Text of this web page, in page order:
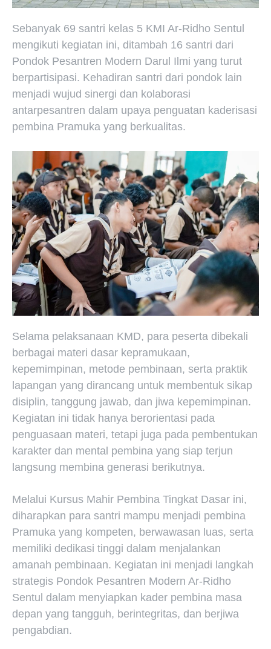
Sebanyak 69 santri kelas 5 KMI Ar-Ridho Sentul
mengikuti kegiatan ini, ditambah 16 santri dari
Pondok Pesantren Modern Darul Ilmi yang turut
berpartisipasi. Kehadiran santri dari pondok lain
menjadi wujud sinergi dan kolaborasi
antarpesantren dalam upaya penguatan kaderisasi
pembina Pramuka yang berkualitas.
Selama pelaksanaan KMD, para peserta dibekali
berbagai materi dasar kepramukaan,
kepemimpinan, metode pembinaan, serta praktik
lapangan yang dirancang untuk membentuk sikap
disiplin, tanggung jawab, dan jiwa kepemimpinan.
Kegiatan ini tidak hanya berorientasi pada
penguasaan materi, tetapi juga pada pembentukan
karakter dan mental pembina yang siap terjun
langsung membina generasi berikutnya.
Melalui Kursus Mahir Pembina Tingkat Dasar ini,
diharapkan para santri mampu menjadi pembina
Pramuka yang kompeten, berwawasan luas, serta
memiliki dedikasi tinggi dalam menjalankan
amanah pembinaan. Kegiatan ini menjadi langkah
strategis Pondok Pesantren Modern Ar-Ridho
Sentul dalam menyiapkan kader pembina masa
depan yang tangguh, berintegritas, dan berjiwa
pengabdian.